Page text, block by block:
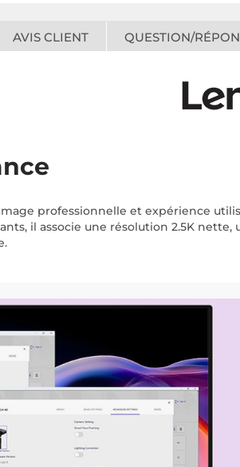
AVIS CLIENT QUESTION/
professionnelle et expérience
il associe une résolution 2.5K